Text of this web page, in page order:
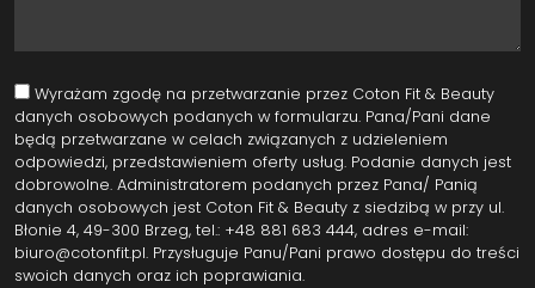
Wyrażam zgodę na przetwarzanie przez Coton Fit & Beauty
danych osobowych podanych w formularzu. Pana/Pani dane
będą przetwarzane w celach związanych z udzieleniem
odpowiedzi, przedstawieniem oferty usług. Podanie danych jest
dobrowolne. Administratorem podanych przez Pana/ Panią
danych osobowych jest Coton Fit & Beauty z siedzibą w przy ul.
Błonie 4, 49-300 Brzeg, tel.: +48 881 683 444, adres e-mail:
biuro@cotonfit.pl. Przysługuje Panu/Pani prawo dostępu do treści
swoich danych oraz ich poprawiania.